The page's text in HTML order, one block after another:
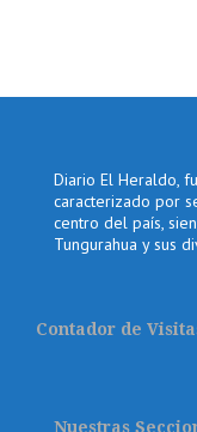
Diario El Heraldo,
caracterizado por
centro del país,
Tungurahua y sus
Contador de
Nuestras